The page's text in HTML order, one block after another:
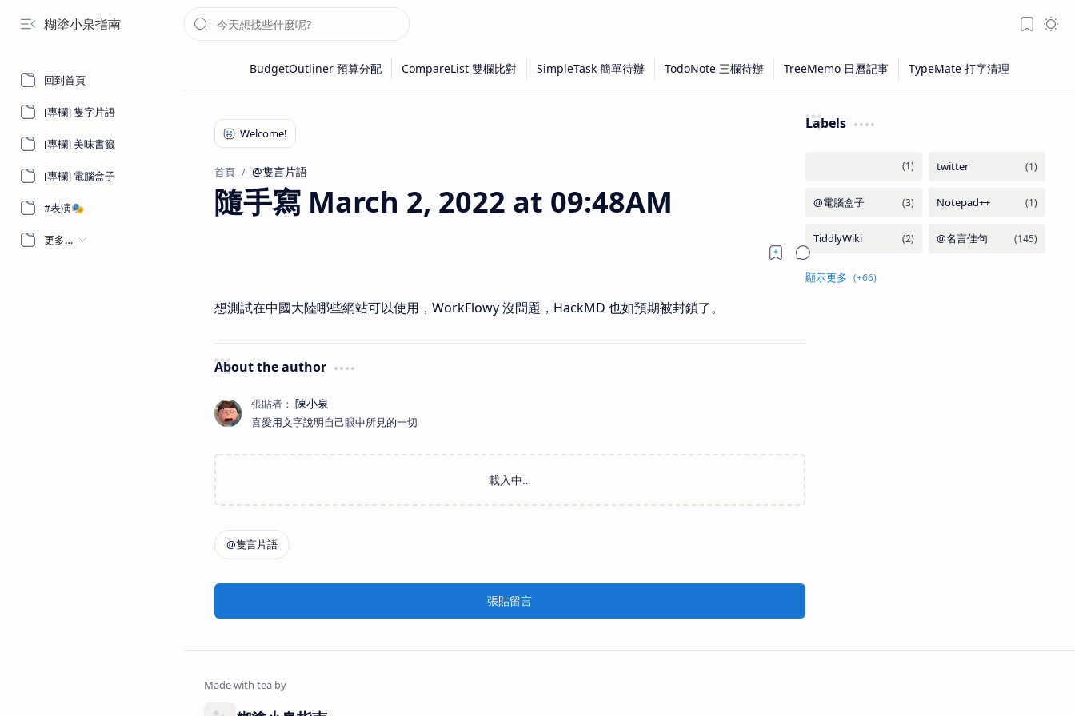
糊塗小泉指南
回到首頁
[專欄] 隻字片語
[專欄] 美味書籤
[專欄] 電腦盒子
#表演🎭
更多…
首頁 @隻言片語
隨手寫 March 2, 2022 at 09:48AM
想測試在中國大陸哪些網站可以使用，WorkFlowy 沒問題，HackMD 也如預期被封鎖了。
About the author
喜愛用文字說明自己眼中所見的一切
張貼留言
Labels